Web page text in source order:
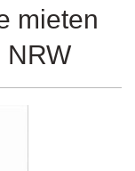
mieten
NRW